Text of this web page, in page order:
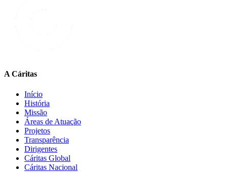
A Cáritas
Início
História
Missão
Áreas de Atuação
Projetos
Transparência
Dirigentes
Cáritas Global
Cáritas Nacional